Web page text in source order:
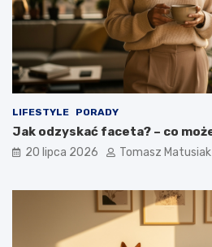
LIFESTYLE PORADY
Jak odzyskać faceta? – co
20 lipca 2026 Tomasz Matusiak